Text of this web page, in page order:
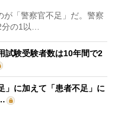
「警察官不足」だ。警察
の1以…
試験受験者数は10年間で2
」に加えて「患者不足」に